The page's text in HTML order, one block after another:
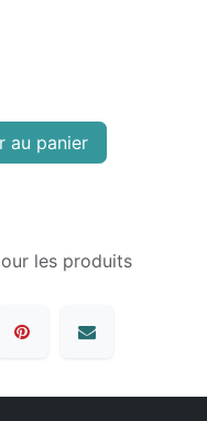
au panier
les produits